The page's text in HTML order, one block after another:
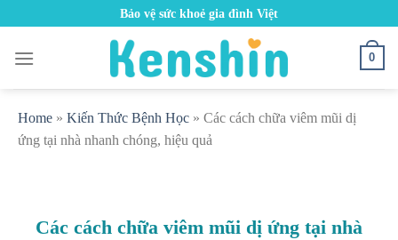
content
Bảo vệ sức khoẻ gia đình Việt
0
Home » Kiến Thức Bệnh Học » Các cách chữa viêm mũi dị
ứng tại nhà nhanh chóng, hiệu quả
Các cách chữa viêm mũi dị ứng tại nhà